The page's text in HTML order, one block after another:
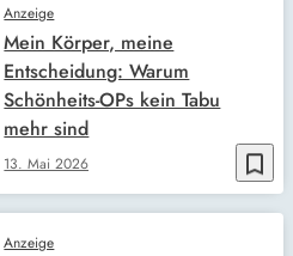
bookmark_border
Anzeige
13. Mai 2026
Mein Körper, meine
Entscheidung: Warum
Schönheits-OPs kein Tabu
mehr sind
Anzeige